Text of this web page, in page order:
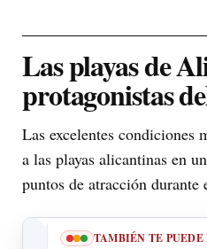
Las playas de
protagonistas
Las excelentes condiciones
a las playas alicantinas en
puntos de atracción durante
TAMBIÉN TE